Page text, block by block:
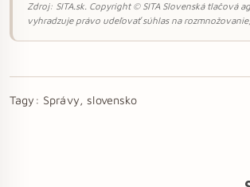
Zdroj: SITA.sk. Copyright © SITA Slovenská tlačová
vyhradzuje právo udeľovať súhlas na
Tagy: Správy, slovensko